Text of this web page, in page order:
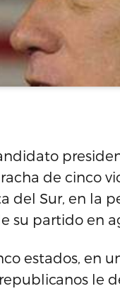
de cinco
del Sur, en la
su partido en
estados, en
le